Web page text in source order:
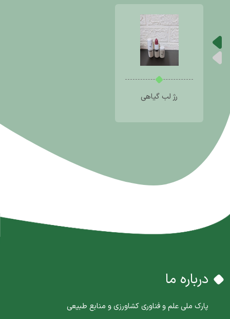
رژ لب گیاهی
درباره ما
پارک ملی علم و فناوری کشاورزی و منابع طبیعی